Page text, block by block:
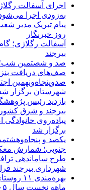
اجرای آسفالت
به‌زودی اجرا
پیام تبریک مدیر
روز خبرنگار
آسفالت رگلاژی؛
بیرجند
صد و شصتمین شب؛
صف‌های دریافت
شهرستان برگزار
بازدید رئیس
بیرجند و شرق کشور
پیاده‌روی
برگزار شد
یکصد و
جنوبی؛ شمارش
طرح ساماندهی
شهرداری بیرجند
ماهه نخست سال ۱۴۰۵